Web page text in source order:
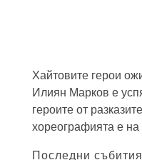
Хайтовите герои
Илиян Марков е
героите от
хореографията е
Последни събития